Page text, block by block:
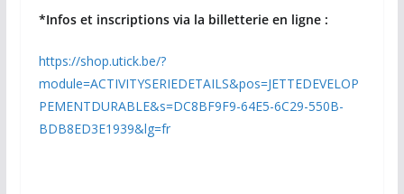
*Infos et inscriptions via la billetterie en ligne :
https://shop.utick.be/?
module=ACTIVITYSERIEDETAILS&pos=JETTEDEVELOP
PEMENTDURABLE&s=DC8BF9F9-64E5-6C29-550B-
BDB8ED3E1939&lg=fr